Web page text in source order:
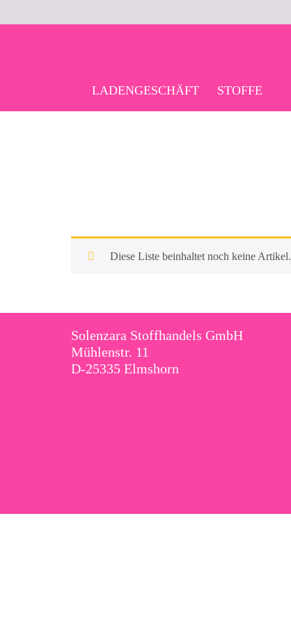
LADENGESCHÄFT STOFFE
Diese Liste beinhaltet noch keine Artikel.
Solenzara Stoffhandels GmbH
Mühlenstr. 11
D-25335 Elmshorn